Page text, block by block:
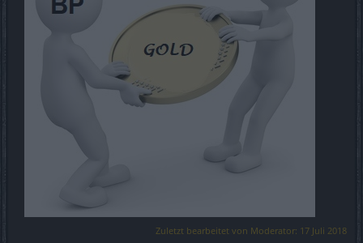
Zuletzt bearbeitet von Moderator: 17 Juli 2018